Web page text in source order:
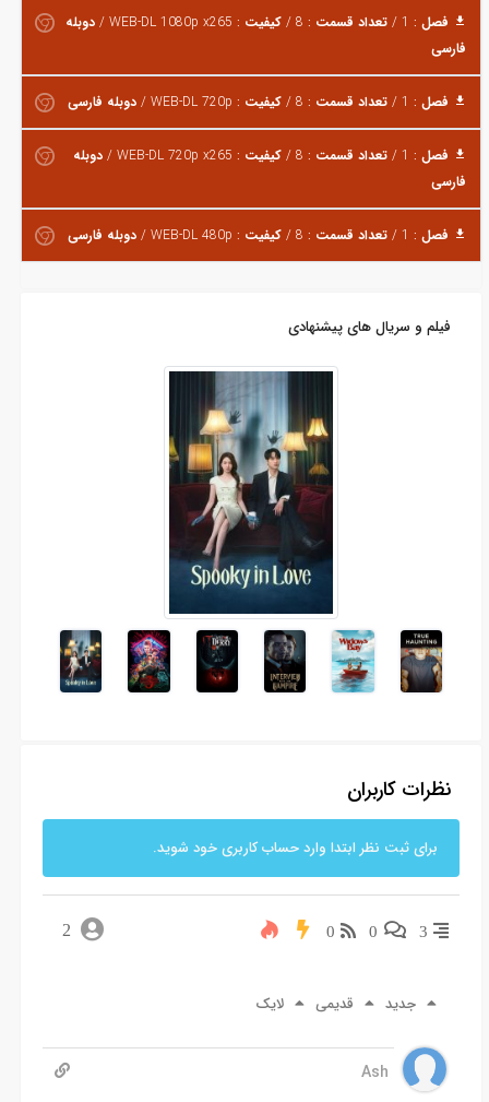
فصل : 1 / تعداد قسمت : 8 / کیفیت : WEB-DL 1080p x265 /
دوبله
فارسی
فصل : 1 / تعداد قسمت : 8 / کیفیت : WEB-DL 720p / دوبله فارسی
فصل : 1 / تعداد قسمت : 8 / کیفیت : WEB-DL 720p x265 /
دوبله
فارسی
فصل : 1 / تعداد قسمت : 8 / کیفیت : WEB-DL 480p / دوبله فارسی
فیلم و سریال های پیشنهادی
نظرات کاربران
برای ثبت نظر ابتدا وارد حساب کاربری خود شوید.
3
0
0
2
جدید قدیمی لایک
Ash